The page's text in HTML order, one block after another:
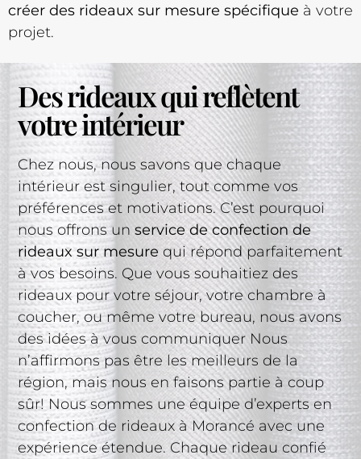
créer des rideaux sur mesure spécifique à votre
projet.
Des rideaux qui reflètent
votre intérieur
Chez nous, nous savons que chaque
intérieur est singulier, tout comme vos
préférences et motivations. C’est pourquoi
nous offrons unservice de confection de
rideaux sur mesure qui répond parfaitement
à vos besoins. Que vous souhaitiez des
rideaux pour votre séjour, votre chambre à
coucher, ou même votre bureau, nous avons
des idées à vous communiquer Nous
n’affirmons pas être les meilleurs de la
région, mais nous en faisons partie à coup
sûr! Nous sommes une équipe d’experts en
confection de rideaux à Morancé avec une
expérience étendue. Chaque rideau confié